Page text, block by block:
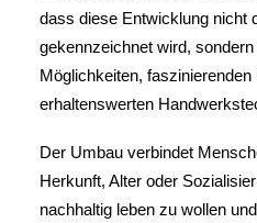
dass diese Entwicklung nicht
gekennzeichnet wird,
Möglichkeiten, faszinierenden
erhaltenswerten
Der Umbau verbindet
Herkunft, Alter oder
nachhaltig leben zu wollen